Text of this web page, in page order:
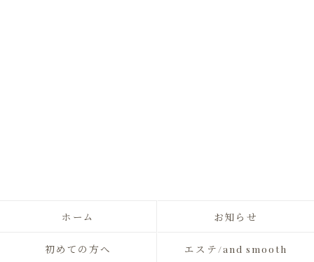
ホーム お知らせ
初めての方へ エステ/and smooth